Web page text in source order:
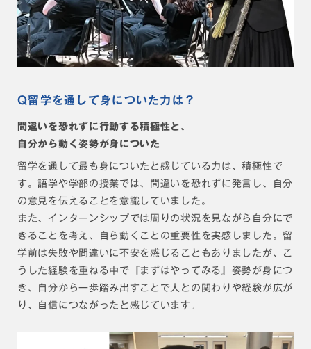
Q留学を通して身についた力は？
間違いを恐れずに行動する積極性と、
自分から動く姿勢が身についた
留学を通して最も身についたと感じている力は、積極性で
す。語学や学部の授業では、間違いを恐れずに発言し、自分
の意見を伝えることを意識していました。
また、インターンシップでは周りの状況を見ながら自分にで
きることを考え、自ら動くことの重要性を実感しました。留
学前は失敗や間違いに不安を感じることもありましたが、こ
うした経験を重ねる中で『まずはやってみる』姿勢が身につ
き、自分から一歩踏み出すことで人との関わりや経験が広が
り、自信につながったと感じています。